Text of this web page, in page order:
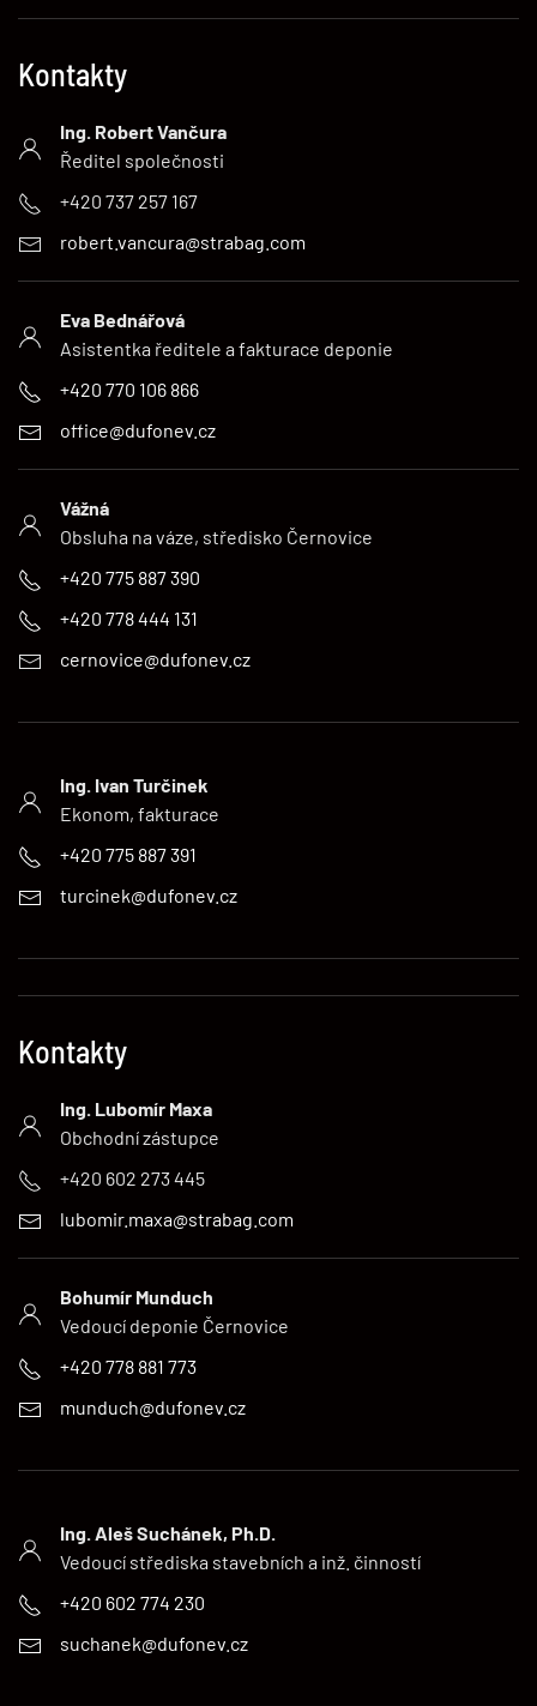
Kontakty
Ing. Robert Vančura
Ředitel společnosti
+420 737 257 167
robert.vancura@strabag.com
Eva Bednářová
Asistentka ředitele a fakturace deponie
+420 770 106 866
office@dufonev.cz
Vážná
Obsluha na váze, středisko Černovice
+420 775 887 390
+420 778 444 131
cernovice@dufonev.cz
Ing. Ivan Turčinek
Ekonom, fakturace
+420 775 887 391
turcinek@dufonev.cz
Kontakty
Ing. Lubomír Maxa
Obchodní zástupce
+420 602 273 445
lubomir.maxa@strabag.com
Bohumír Munduch
Vedoucí deponie Černovice
+420 778 881 773
munduch@dufonev.cz
Ing. Aleš Suchánek, Ph.D.
Vedoucí střediska stavebních a inž. činností
+420 602 774 230
suchanek@dufonev.cz